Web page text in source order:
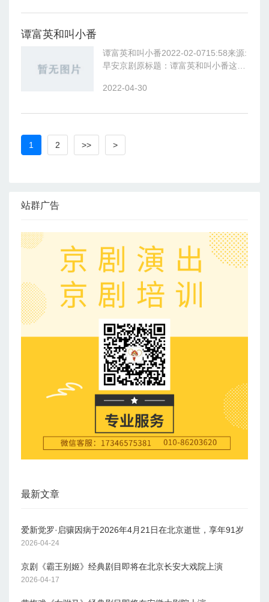
谭富英和叫小番
谭富英和叫小番2022-02-0715:58来源:
早安京剧原标题：谭富英和叫小番这段
很多朋友也听过。没错，又是在天津，
2022-04-30
1 2 >> >
站群广告
最新文章
爱新觉罗·启骧因病于2026年4月21日在北京逝世，享年91岁
2026-04-24
京剧《霸王别姬》经典剧目即将在北京长安大戏院上演
2026-04-17